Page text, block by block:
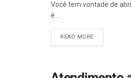
Você tem vontade de
é ...
READ MORE